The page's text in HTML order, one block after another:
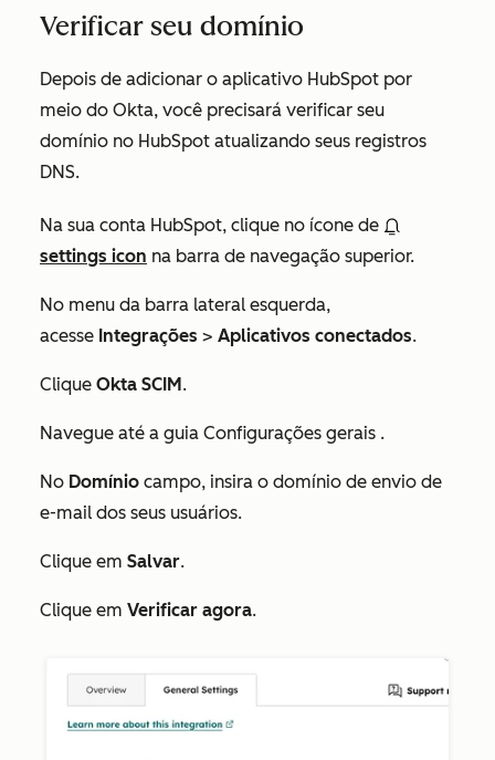
Verificar seu domínio
Depois de adicionar o aplicativo HubSpot por
meio do Okta, você precisará verificar seu
domínio no HubSpot atualizando seus registros
DNS.
Na sua conta HubSpot, clique no ícone de
settings icon na barra de navegação superior.
No menu da barra lateral esquerda,
acesse Integrações > Aplicativos conectados.
Clique Okta SCIM .
Navegue até a guia Configurações gerais .
No Domínio campo, insira o domínio de envio de
e-mail dos seus usuários.
Clique em Salvar.
Clique em Verificar agora.